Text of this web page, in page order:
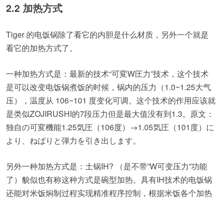
2.2 加热方式
Tiger 的电饭锅除了看它的内胆是什么材质，另外一个就是
看它的加热方式了。
一种加热方式是：最新的技术“可変W圧力”技术，这个技术
是可以改变电饭锅煮饭的时候，锅内的压力（1.0~1.25大气
压），温度从 106~101 度变化可调。这个技术的作用应该就
是类似ZOJIRUSHI的7段压力但是最大值没有到1.3。原文：
独自の可変機能1.25気圧（106度）→1.05気圧（101度）に
より、ねばりと弾力を引き出します。
另外一种加热方式是：土锅IH? （是不带”W可变压力”功能
了）貌似也有称这种方式是碗型加热。具有IH技术的电饭锅
还能对米饭焖制过程实现精准程序控制，根据米饭各个加热